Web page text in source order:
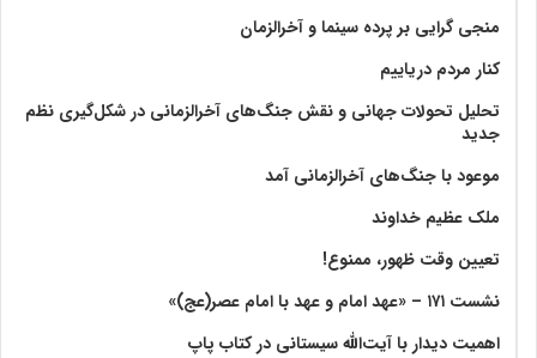
منجی گرایی بر پرده سینما و آخرالزمان
کنار مردم دریاییم
تحلیل تحولات جهانی و نقش جنگ‌های آخرالزمانی در شکل‌گیری نظم
جدید
موعود با جنگ‌های آخرالزمانی آمد
ملک عظیم خداوند
تعیین وقت ظهور، ممنوع!
نشست ۱۷۱ – «عهد امام و عهد با امام عصر(عج)»
اهمیت دیدار با آیت‌الله سیستانی در کتاب پاپ